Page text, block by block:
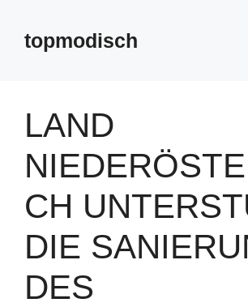
springentopmodisch
LAND
CH
DIE
DES